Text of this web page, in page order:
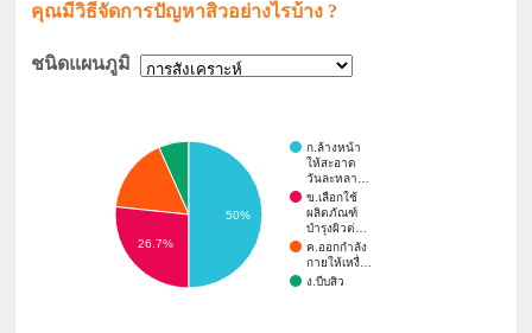
คุณมีวิธีจัดการปัญหาสิวอย่างไรบ้าง ?
ชนิดแผนภูมิ
ก.ล้างหน้า
ให้สะอาด
วันละหลา…
ข.เลือกใช้
ผลิตภัณฑ์
บำรุงผิวต่…
ค.ออกกำลัง
กายให้เหงื่…
ง.บีบสิว
26.7%
50%